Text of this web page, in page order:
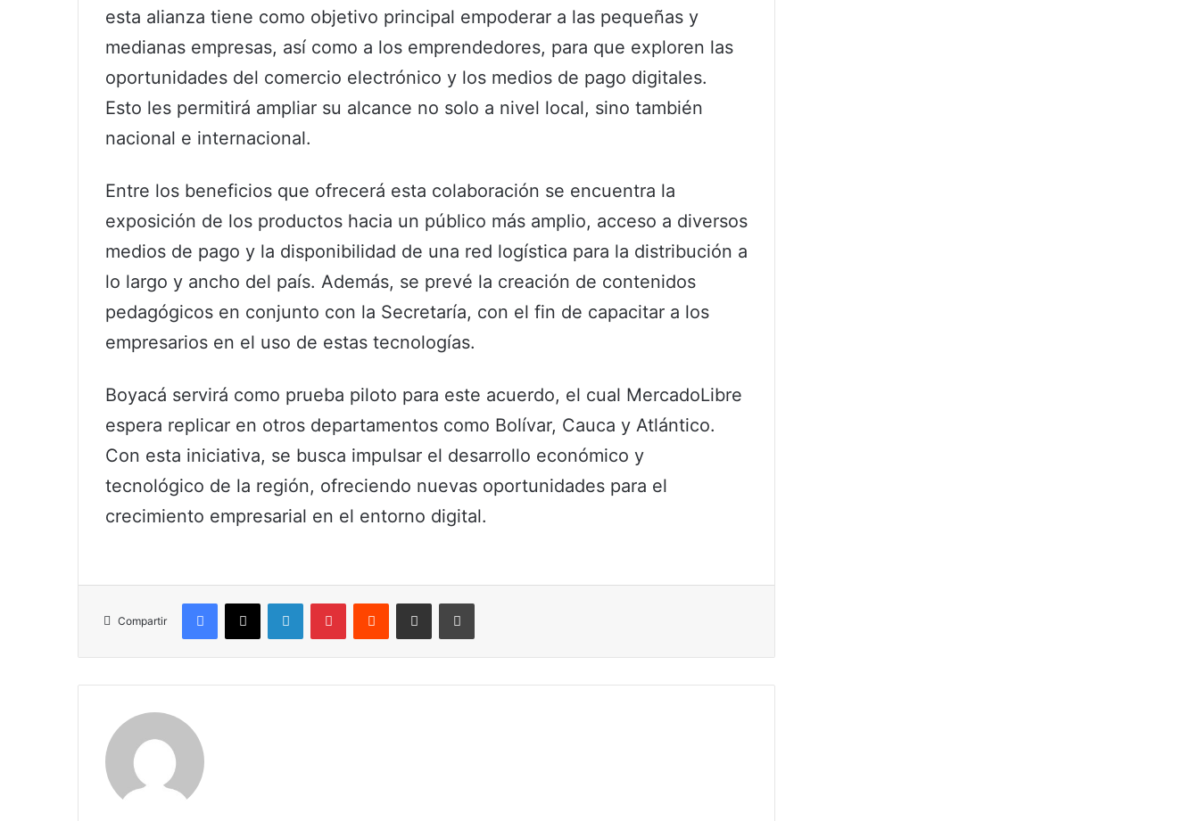
esta alianza tiene como objetivo principal empoderar a las pequeñas y
medianas empresas, así como a los emprendedores, para que exploren las
oportunidades del comercio electrónico y los medios de pago digitales.
Esto les permitirá ampliar su alcance no solo a nivel local, sino también
nacional e internacional.
Entre los beneficios que ofrecerá esta colaboración se encuentra la
exposición de los productos hacia un público más amplio, acceso a diversos
medios de pago y la disponibilidad de una red logística para la distribución a
lo largo y ancho del país. Además, se prevé la creación de contenidos
pedagógicos en conjunto con la Secretaría, con el fin de capacitar a los
empresarios en el uso de estas tecnologías.
Boyacá servirá como prueba piloto para este acuerdo, el cual MercadoLibre
espera replicar en otros departamentos como Bolívar, Cauca y Atlántico.
Con esta iniciativa, se busca impulsar el desarrollo económico y
tecnológico de la región, ofreciendo nuevas oportunidades para el
crecimiento empresarial en el entorno digital.
Compartir
Facebook
X LinkedInPinterestReddit Compartir por correo electrónicoImprimir